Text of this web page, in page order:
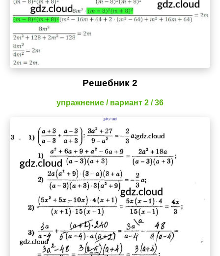
Решебник 2
упражнение / вариант 2 / 36